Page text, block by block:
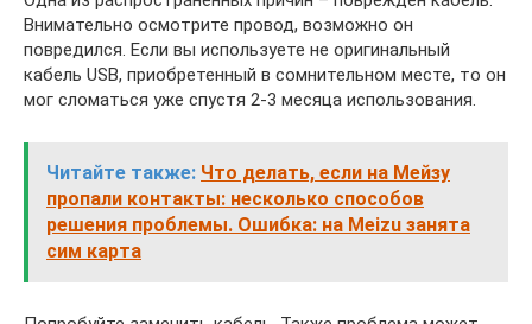
Внимательно осмотрите провод, возможно он
повредился. Если вы используете не оригинальный
кабель USB, приобретенный в сомнительном месте, то он
мог сломаться уже спустя 2-3 месяца использования.
Читайте также: Что делать, если на Мейзу
пропали контакты: несколько способов
решения проблемы. Ошибка: на Meizu занята
сим карта